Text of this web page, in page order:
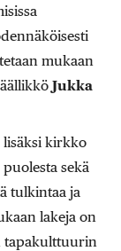
mukaan
Jukka
lisäksi kirkko
sekä
tulkintaa ja
lakeja on
tapakulttuurin